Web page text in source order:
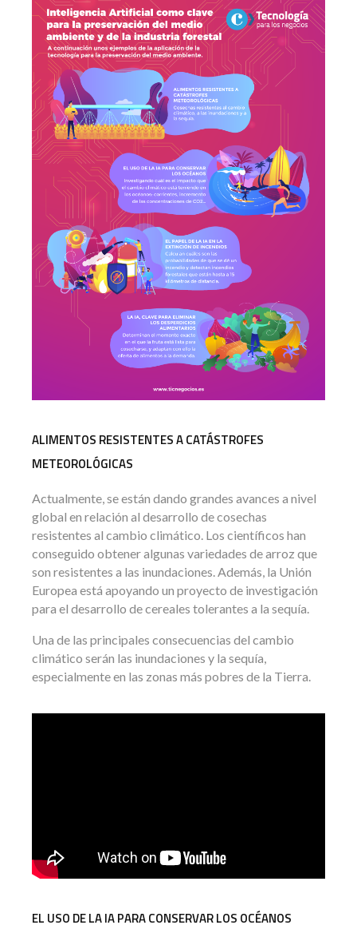
ALIMENTOS RESISTENTES A CATÁSTROFES
METEOROLÓGICAS
Actualmente, se están dando grandes avances a nivel
global en relación al desarrollo de cosechas
resistentes al cambio climático. Los científicos han
conseguido obtener algunas variedades de arroz que
son resistentes a las inundaciones. Además, la Unión
Europea está apoyando un proyecto de investigación
para el desarrollo de cereales tolerantes a la sequía.
Una de las principales consecuencias del cambio
climático serán las inundaciones y la sequía,
especialmente en las zonas más pobres de la Tierra.
EL USO DE LA IA PARA CONSERVAR LOS OCÉANOS